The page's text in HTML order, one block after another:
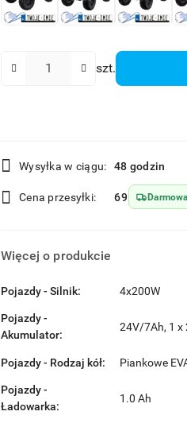
szt.
Dostępność
i
dostawa
Wysyłka w ciągu: 48 godzin
Cena przesyłki: 69
Więcej o produkcie
Pojazdy - Silnik: 4x200W
Pojazdy -
Akumulator:
24V/7Ah, 1 x
Pojazdy - Rodzaj kół: Piankowe
Pojazdy -
Ładowarka:
1.0 Ah